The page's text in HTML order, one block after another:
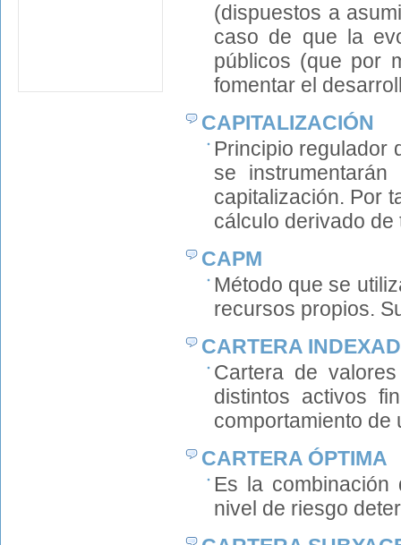
(dispuestos a
caso de que la
públicos (que por
fomentar el
CAPITALIZACIÓN
Principio regulador
se
capitalización. Por
cálculo derivado de
CAPM
Método que se
recursos propios.
CARTERA
Cartera de
distintos activos
comportamiento de
CARTERA ÓPTIMA
Es la combinación
nivel de riesgo